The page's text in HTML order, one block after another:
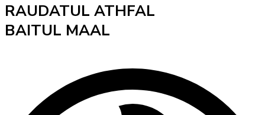
RAUDATUL ATHFAL
BAITUL MAAL